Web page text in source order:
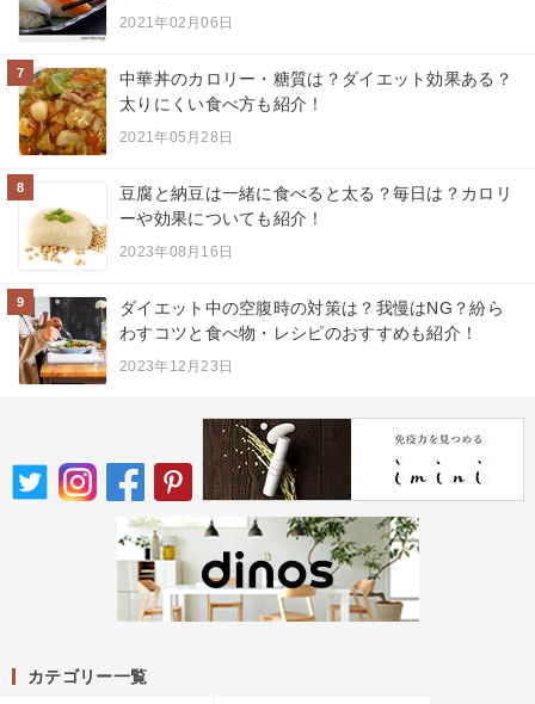
2021年02月06日
7
中華丼のカロリー・糖質は？ダイエット効果ある？
太りにくい食べ方も紹介！
2021年05月28日
8
豆腐と納豆は一緒に食べると太る？毎日は？カロリ
ーや効果についても紹介！
2023年08月16日
9
ダイエット中の空腹時の対策は？我慢はNG？紛ら
わすコツと食べ物・レシピのおすすめも紹介！
2023年12月23日
カテゴリー一覧